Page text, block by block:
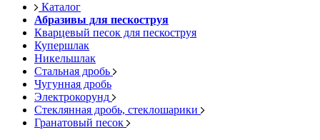
Каталог
Абразивы для пескоструя
Кварцевый песок для пескоструя
Купершлак
Никельшлак
Стальная дробь
Чугунная дробь
Электрокорунд
Стеклянная дробь, стеклошарики
Гранатовый песок